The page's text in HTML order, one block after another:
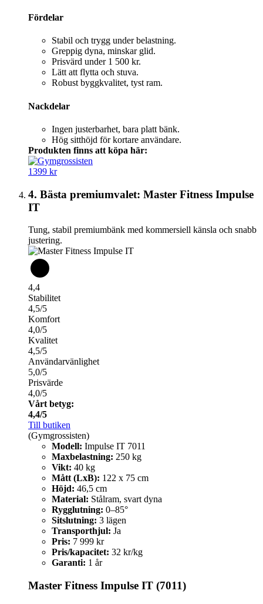
Fördelar
Stabil och trygg under belastning.
Greppig dyna, minskar glid.
Prisvärd under 1 500 kr.
Lätt att flytta och stuva.
Robust byggkvalitet, tyst ram.
Nackdelar
Ingen justerbarhet, bara platt bänk.
Hög sitthöjd för kortare användare.
Produkten finns att köpa här:
1399 kr
4. Bästa premiumvalet: Master Fitness Impulse
IT
Tung, stabil premiumbänk med kommersiell känsla och snabb
justering.
4,4
Stabilitet
4,5/5
Komfort
4,0/5
Kvalitet
4,5/5
Användarvänlighet
5,0/5
Prisvärde
4,0/5
Vårt betyg:
4,4/5
Till butiken
(Gymgrossisten)
Modell: Impulse IT 7011
Maxbelastning: 250 kg
Vikt: 40 kg
Mått (LxB): 122 x 75 cm
Höjd: 46,5 cm
Material: Stålram, svart dyna
Rygglutning: 0–85°
Sitslutning: 3 lägen
Transporthjul: Ja
Pris: 7 999 kr
Pris/kapacitet: 32 kr/kg
Garanti: 1 år
Master Fitness Impulse IT (7011)